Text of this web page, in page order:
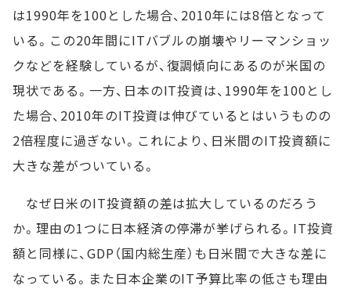
は1990年を100とした場合、2010年には8倍となって
いる。この20年間にITバブルの崩壊やリーマンショッ
クなどを経験しているが、復調傾向にあるのが米国の
現状である。一方、日本のIT投資は、1990年を100とし
た場合、2010年のIT投資は伸びているとはいうものの
2倍程度に過ぎない。これにより、日米間のIT投資額に
大きな差がついている。
なぜ日米のIT投資額の差は拡大しているのだろう
か。理由の1つに日本経済の停滞が挙げられる。IT投資
額と同様に、GDP（国内総生産）も日米間で大きな差に
なっている。また日本企業のIT予算比率の低さも理由